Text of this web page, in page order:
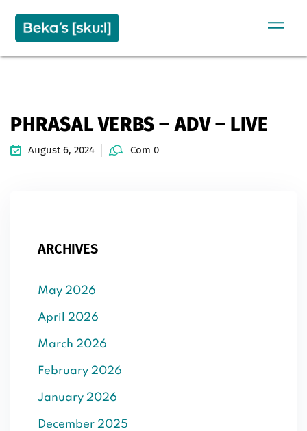
PHRASAL VERBS – ADV – LIVE
August 6, 2024 Com 0
ARCHIVES
May 2026
April 2026
March 2026
February 2026
January 2026
December 2025
Sign in
Already have an account?